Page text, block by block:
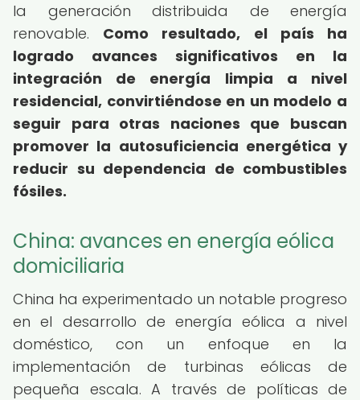
la generación distribuida de energía
renovable. Como resultado, el país ha
logrado avances significativos en la
integración de energía limpia a nivel
residencial, convirtiéndose en un modelo a
seguir para otras naciones que buscan
promover la autosuficiencia energética y
reducir su dependencia de combustibles
fósiles.
China: avances en energía eólica
domiciliaria
China ha experimentado un notable progreso
en el desarrollo de energía eólica a nivel
doméstico, con un enfoque en la
implementación de turbinas eólicas de
pequeña escala. A través de políticas de